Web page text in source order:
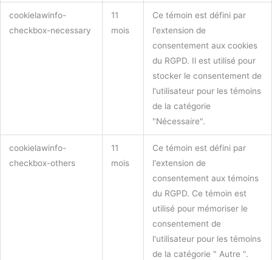
cookielawinfo-
checkbox-necessary
11
mois
Ce témoin est défini par
l'extension de
consentement aux cookies
du RGPD. Il est utilisé pour
stocker le consentement de
l'utilisateur pour les témoins
de la catégorie
"Nécessaire".
cookielawinfo-
checkbox-others
11
mois
Ce témoin est défini par
l'extension de
consentement aux témoins
du RGPD. Ce témoin est
utilisé pour mémoriser le
consentement de
l'utilisateur pour les témoins
de la catégorie " Autre ".